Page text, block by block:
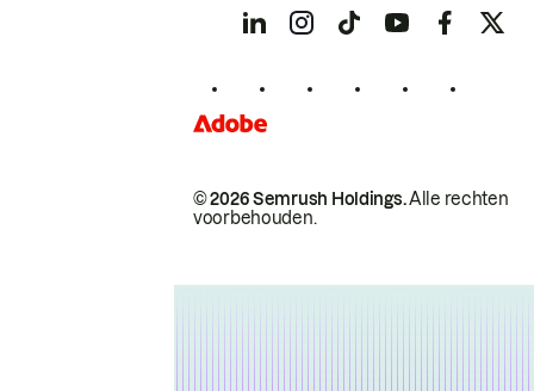
© 2026 Semrush Holdings.Alle rechten
voorbehouden.